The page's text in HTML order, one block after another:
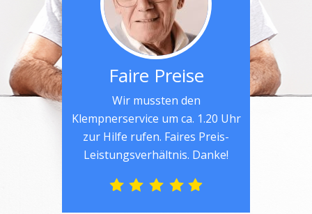
Faire Preise
Wir mussten den
Klempnerservice um ca. 1.20 Uhr
zur Hilfe rufen. Faires Preis-
Leistungsverhältnis. Danke!